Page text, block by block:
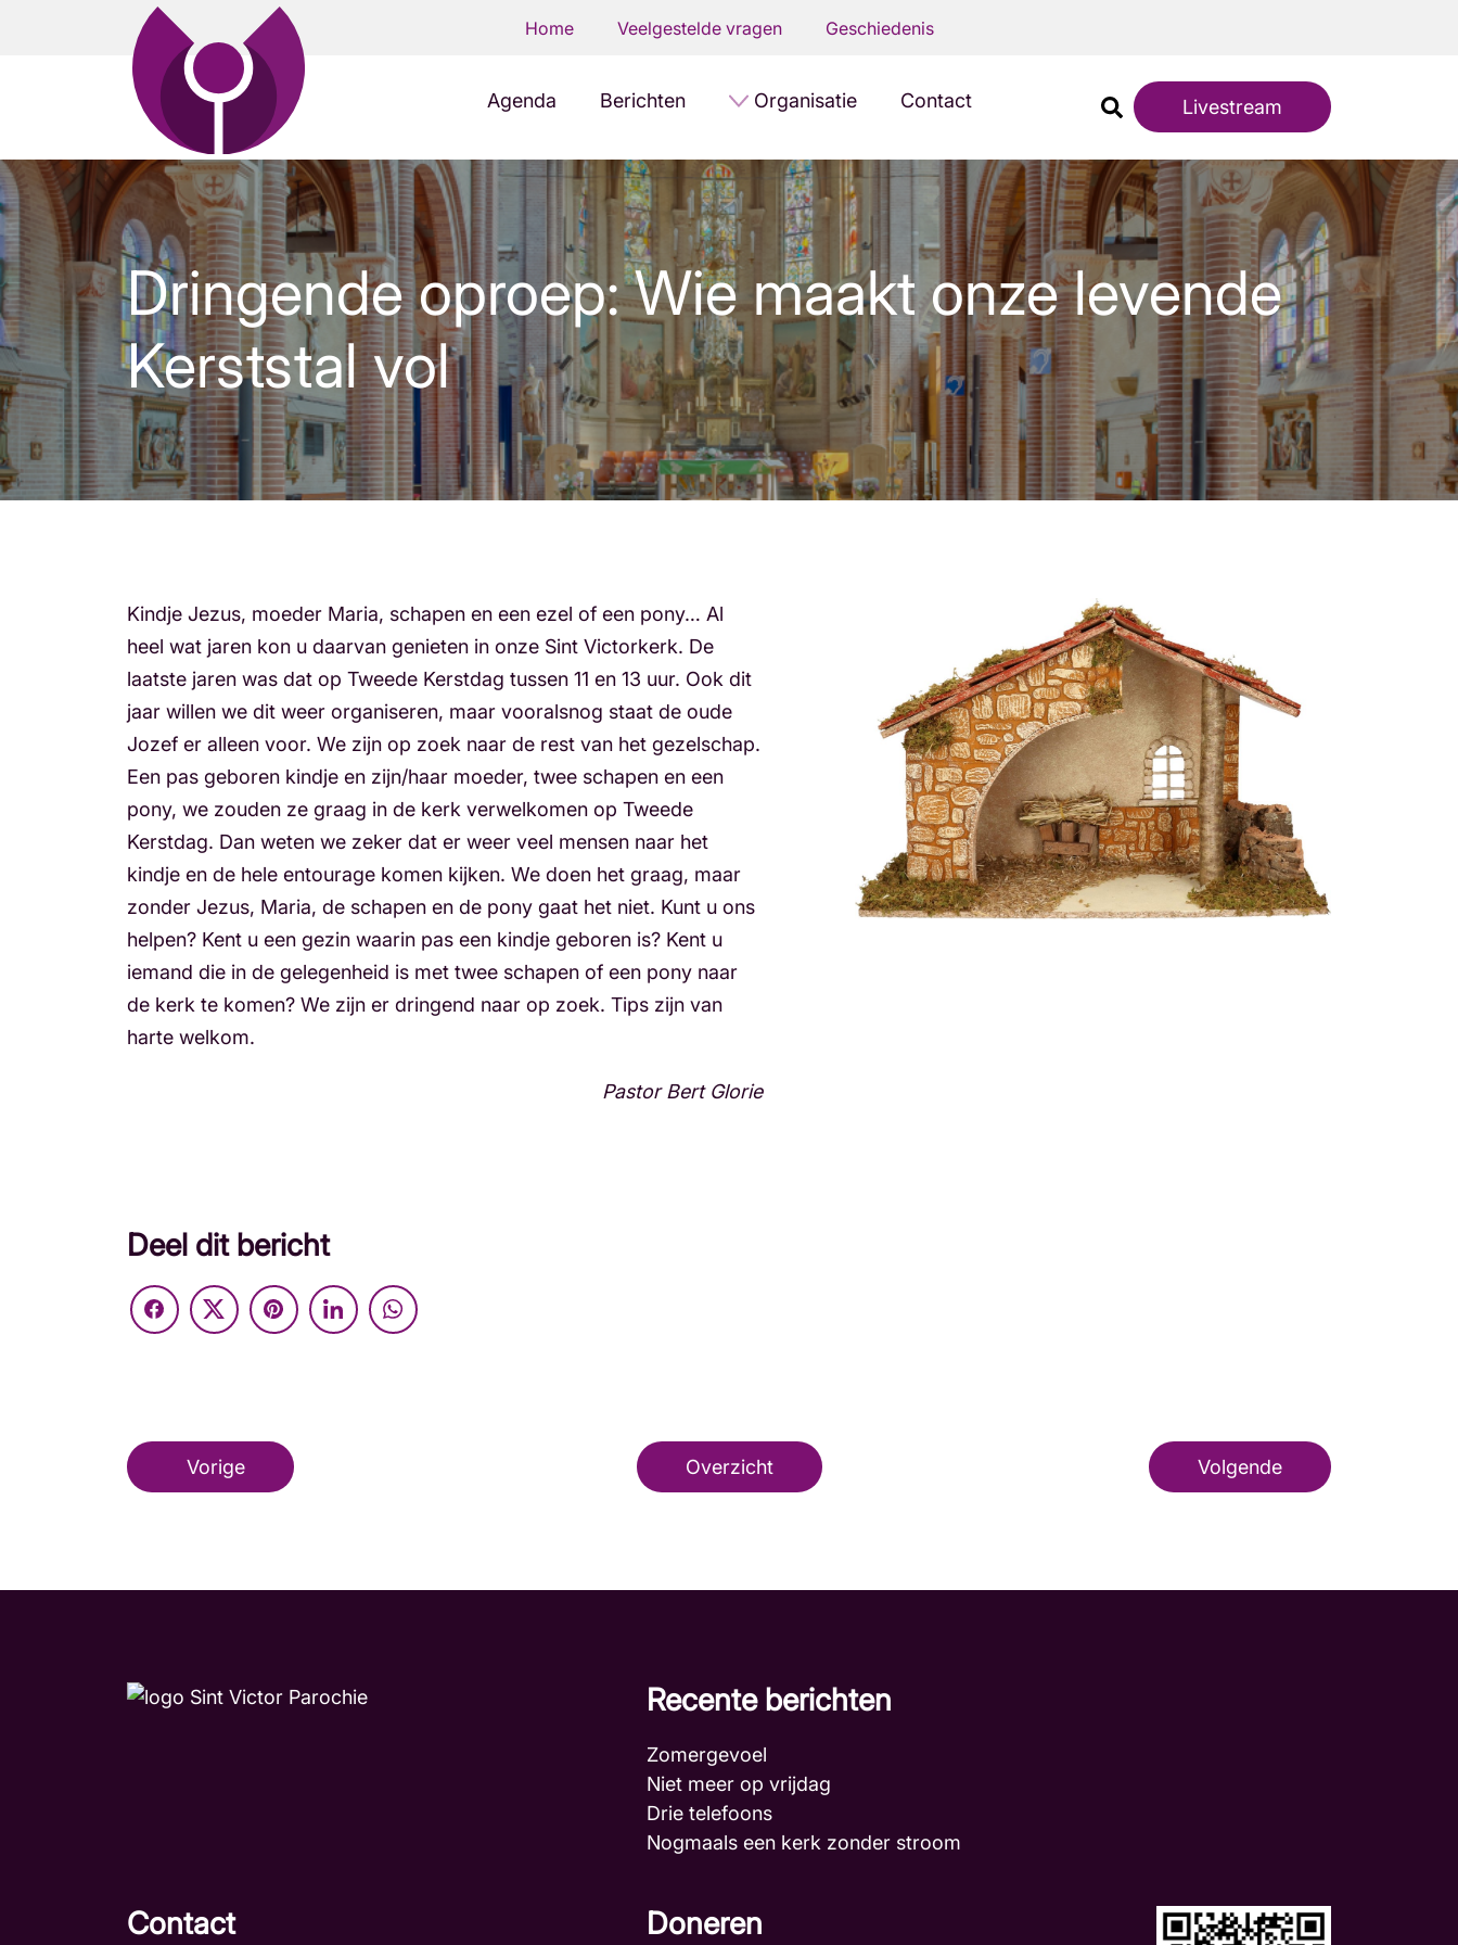
Home Veelgestelde vragen Geschiedenis
Livestream
Agenda Berichten Organisatie Contact
Dringende oproep: Wie maakt onze levende
Kerststal vol
Kindje Jezus, moeder Maria, schapen en een ezel of een pony… Al
heel wat jaren kon u daarvan genieten in onze Sint Victorkerk. De
laatste jaren was dat op Tweede Kerstdag tussen 11 en 13 uur. Ook dit
jaar willen we dit weer organiseren, maar vooralsnog staat de oude
Jozef er alleen voor. We zijn op zoek naar de rest van het gezelschap.
Een pas geboren kindje en zijn/haar moeder, twee schapen en een
pony, we zouden ze graag in de kerk verwelkomen op Tweede
Kerstdag. Dan weten we zeker dat er weer veel mensen naar het
kindje en de hele entourage komen kijken. We doen het graag, maar
zonder Jezus, Maria, de schapen en de pony gaat het niet. Kunt u ons
helpen? Kent u een gezin waarin pas een kindje geboren is? Kent u
iemand die in de gelegenheid is met twee schapen of een pony naar
de kerk te komen? We zijn er dringend naar op zoek. Tips zijn van
harte welkom.
Pastor Bert Glorie
Deel dit bericht
Overzicht
Vorige Volgende
Recente berichten
Zomergevoel
Niet meer op vrijdag
Drie telefoons
Nogmaals een kerk zonder stroom
Contact Doneren